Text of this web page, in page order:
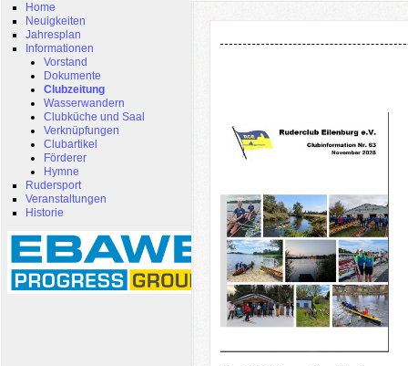
Home
Neuigkeiten
Jahresplan
Informationen
Vorstand
Dokumente
Clubzeitung
Wasserwandern
Clubküche und Saal
Verknüpfungen
Clubartikel
Förderer
Hymne
Rudersport
Veranstaltungen
Historie